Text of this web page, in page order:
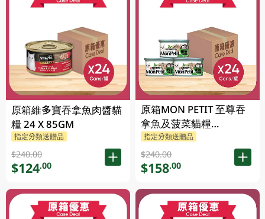
原箱維多寶吞拿魚肉醬貓
糧 24 X 85GM
指定分類送贈品
$240.00
$124.00
原箱MON PETIT 至尊吞
拿魚及菠菜貓糧
24X85GM
指定分類送贈品
$240.00
$158.00